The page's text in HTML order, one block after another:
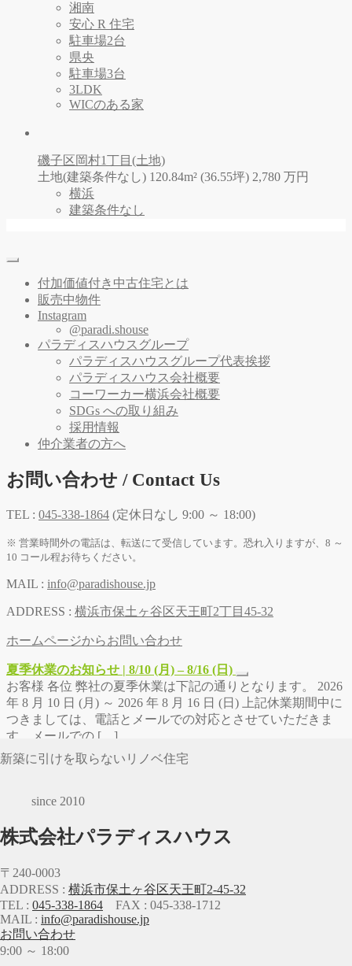
湘南
安心 R 住宅
駐車場2台
県央
駐車場3台
3LDK
WICのある家
磯子区岡村1丁目(土地)
土地(建築条件なし) 120.84m² (36.55坪) 2,780 万円
横浜
建築条件なし
新築に引けを取らないリノベ住宅
since 2010
株式会社パラディスハウス
〒240-0003
ADDRESS : 横浜市保土ヶ谷区天王町2-45-32
TEL : 045-338-1864 FAX : 045-338-1712
MAIL : info@paradishouse.jp
お問い合わせ
9:00 ～ 18:00
付加価値付き中古住宅とは
販売中物件
Instagram
@paradi.shouse
パラディスハウスグループ
パラディスハウスグループ代表挨拶
パラディスハウス会社概要
コーワーカー横浜会社概要
SDGs への取り組み
採用情報
仲介業者の方へ
お問い合わせ / Contact Us
TEL : 045-338-1864 (定休日なし 9:00 ～ 18:00)
※ 営業時間外の電話は、転送にて受信しています。恐れ入りますが、8 ～
10 コール程お待ちください。
MAIL : info@paradishouse.jp
ADDRESS : 横浜市保土ヶ谷区天王町2丁目45-32
ホームページからお問い合わせ
夏季休業のお知らせ | 8/10 (月) – 8/16 (日)
お客様 各位 弊社の夏季休業は下記の通りとなります。 2026
年 8 月 10 日 (月) ～ 2026 年 8 月 16 日 (日) 上記休業期間中に
つきましては、電話とメールでの対応とさせていただきま
す。メールでの […]